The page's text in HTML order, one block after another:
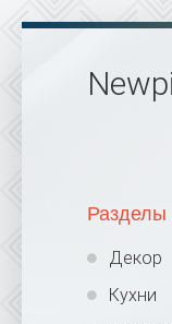
Разделы
Декор
Кухни